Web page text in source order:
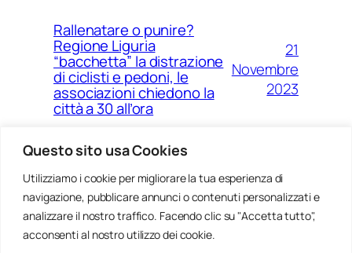
Questo sito usa Cookies
Utilizziamo i cookie per migliorare la tua esperienza di
navigazione, pubblicare annunci o contenuti personalizzati e
analizzare il nostro traffico. Facendo clic su "Accetta tutto",
acconsenti al nostro utilizzo dei cookie.
Rallenatare o punire?
Regione Liguria
“bacchetta” la distrazione
di ciclisti e pedoni, le
associazioni chiedono la
città a 30 all’ora
21
Novembre
2023
Ponte Morandi e quell’anno
zero che non è mai arrivato a
Genova
Agosto
2023